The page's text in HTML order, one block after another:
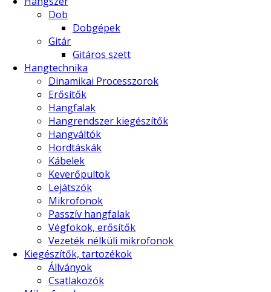
Dob
Dobgépek
Gitár
Gitáros szett
Hangtechnika
Dinamikai Processzorok
Erősítők
Hangfalak
Hangrendszer kiegészítők
Hangváltók
Hordtáskák
Kábelek
Keverőpultok
Lejátszók
Mikrofonok
Passzív hangfalak
Végfokok, erősítők
Vezeték nélküli mikrofonok
Kiegészítők, tartozékok
Állványok
Csatlakozók